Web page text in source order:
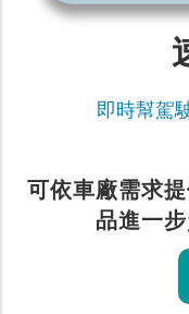
即時幫駕
可依車廠需求
品進一